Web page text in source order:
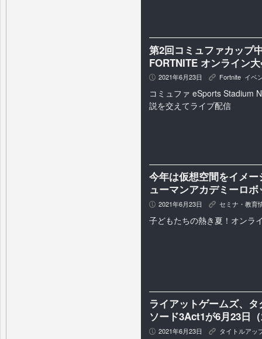
第2回コミュファカップ
FORTNITE オンライン
P 2021年6月23日 K Fortnite イベ
コミュファ eSports Stadium
説を交えてライブ配信
今年は仮想空間をイメ
ューマンアカデミーロ
P 2021年6月23日 K セミナ・教育
子どもたちの熱き夏！オンラ
ライアットゲームズ、
ソード3Act1が6月23日
P 2021年6月23日 K タイトルアッ